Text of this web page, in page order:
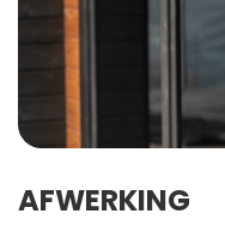
AFWERKING